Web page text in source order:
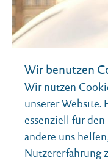
Wir benutzen
Wir nutzen
unserer Website.
essenziell für
andere uns
Nutzererfahrung